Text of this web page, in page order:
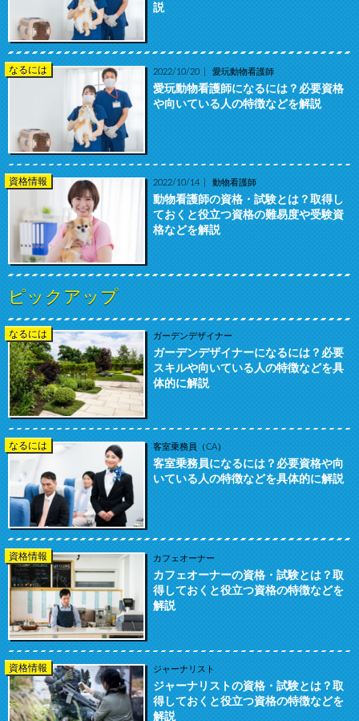
説
なるには 2022/10/20 愛玩動物看護師
愛玩動物看護師になるには？必要資格
や向いている人の特徴などを解説
資格情報 2022/10/14 動物看護師
動物看護師の資格・試験とは？取得し
ておくと役立つ資格の難易度や受験資
格などを解説
ピックアップ
なるには ガーデンデザイナー
ガーデンデザイナーになるには？必要
スキルや向いている人の特徴などを具
体的に解説
なるには 客室乗務員（CA）
客室乗務員になるには？必要資格や向
いている人の特徴などを具体的に解説
資格情報 カフェオーナー
カフェオーナーの資格・試験とは？取
得しておくと役立つ資格の特徴などを
解説
資格情報 ジャーナリスト
ジャーナリストの資格・試験とは？取
得しておくと役立つ資格の特徴などを
解説